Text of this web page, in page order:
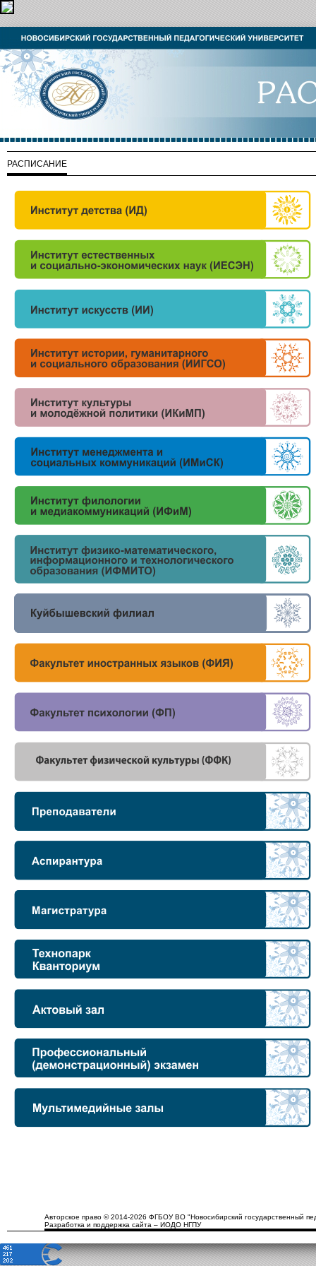
РАСПИСАНИЕ
Авторское право © 2014-2026 ФГБОУ ВО "Новосибирский государственный
Разработка и поддержка сайта – ИОДО НГПУ